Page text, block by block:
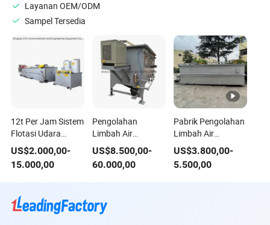
Layanan OEM/ODM
Sampel Tersedia
12t Per Jam Sistem
Flotasi Udara
Terlarut (Daf) untuk
Peralatan
Pengolahan
Industri
US$2.000,00-
15.000,00
Pengolahan
Limbah Air
Pengolahan Air
Limbah/STP/ETP
Elektrokoagulasi
Pabrik Pemurnian
Air
US$8.500,00-
60.000,00
Pabrik Pengolahan
Limbah Air
Terapung Udara
Terlarut untuk
Industri Percetakan
US$3.800,00-
5.500,00